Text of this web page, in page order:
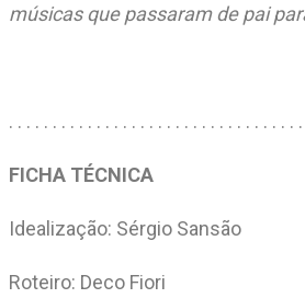
músicas que passaram de pai
. . . . . . . . . . . . . . . . . . . . . . . . . . . . . . . . . .
FICHA TÉCNICA
Idealização: Sérgio Sansão
Roteiro: Deco Fiori